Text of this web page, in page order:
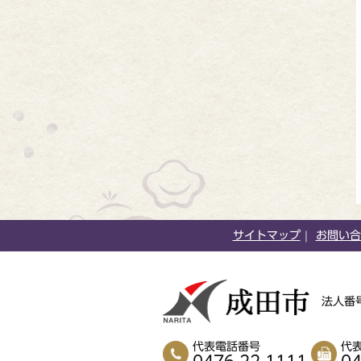
サイトマップ お問い
法人番
代表電話番号 代